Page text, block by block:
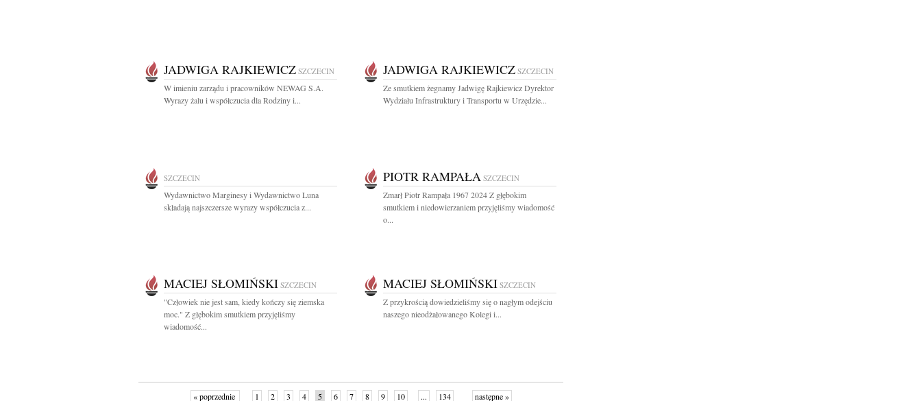
JADWIGA RAJKIEWICZ SZCZECIN
W imieniu zarządu i pracowników NEWAG S.A.
Wyrazy żalu i współczucia dla Rodziny i...
JADWIGA RAJKIEWICZ SZCZECIN
Ze smutkiem żegnamy Jadwigę Rajkiewicz Dyrektor
Wydziału Infrastruktury i Transportu w Urzędzie...
SZCZECIN
Wydawnictwo Marginesy i Wydawnictwo Luna
składają najszczersze wyrazy współczucia z...
PIOTR RAMPAŁA SZCZECIN
Zmarł Piotr Rampała 1967 2024 Z głębokim
smutkiem i niedowierzaniem przyjęliśmy wiadomość
o...
MACIEJ SŁOMIŃSKI SZCZECIN
"Człowiek nie jest sam, kiedy kończy się ziemska
moc." Z głębokim smutkiem przyjęliśmy
wiadomość...
MACIEJ SŁOMIŃSKI SZCZECIN
Z przykrością dowiedzieliśmy się o nagłym odejściu
naszego nieodżałowanego Kolegi i...
« poprzednie 1 2 3 4 5 6 7 8 9 10 ... 134 następne »